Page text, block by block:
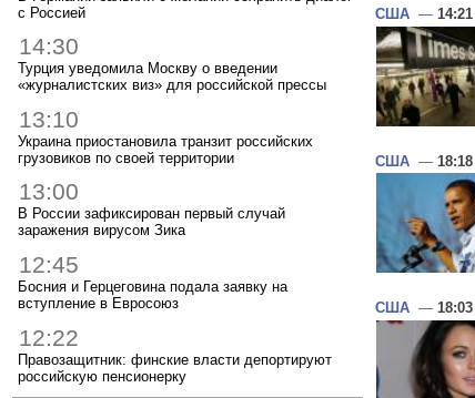
с Россией
14:30
Турция уведомила Москву о введении
«журналистских виз» для российской прессы
13:10
Украина приостановила транзит российских
грузовиков по своей территории
13:00
В России зафиксирован первый случай
заражения вирусом Зика
12:45
Босния и Герцеговина подала заявку на
вступление в Евросоюз
12:22
Правозащитник: финские власти депортируют
российскую пенсионерку
США — 14:21
США — 18:18
США — 18:03